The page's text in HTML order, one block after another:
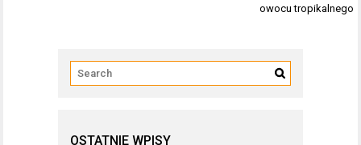
owocu tropikalnego
OSTATNIE WPISY